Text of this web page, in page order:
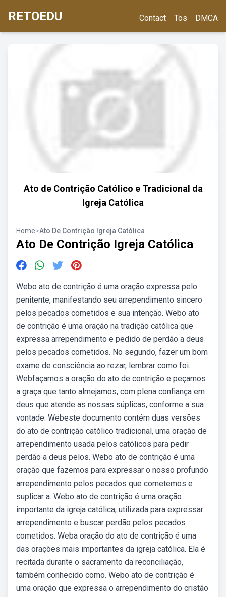
RETOEDU Contact Tos DMCA
Ato de Contrição Católico e Tradicional da
Igreja Católica
Home>Ato De Contrição Igreja Católica
Ato De Contrição Igreja Católica
Webo ato de contrição é uma oração expressa pelo
penitente, manifestando seu arrependimento sincero
pelos pecados cometidos e sua intenção. Webo ato
de contrição é uma oração na tradição católica que
expressa arrependimento e pedido de perdão a deus
pelos pecados cometidos. No segundo, fazer um bom
exame de consciência ao rezar, lembrar como foi.
Webfaçamos a oração do ato de contrição e peçamos
a graça que tanto almejamos, com plena confiança em
deus que atende as nossas súplicas, conforme a sua
vontade. Webeste documento contém duas versões
do ato de contrição católico tradicional, uma oração de
arrependimento usada pelos católicos para pedir
perdão a deus pelos. Webo ato de contrição é uma
oração que fazemos para expressar o nosso profundo
arrependimento pelos pecados que cometemos e
suplicar a. Webo ato de contrição é uma oração
importante da igreja católica, utilizada para expressar
arrependimento e buscar perdão pelos pecados
cometidos. Weba oração do ato de contrição é uma
das orações mais importantes da igreja católica. Ela é
recitada durante o sacramento da reconciliação,
também conhecido como. Webo ato de contrição é
uma oração que expressa o arrependimento do cristão